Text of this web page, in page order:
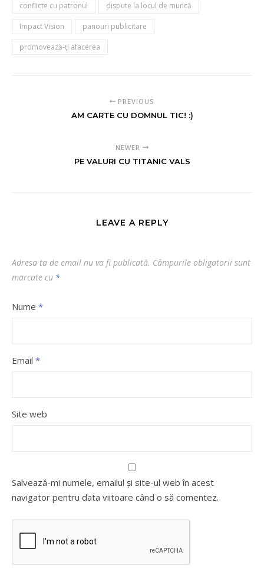
conflicte cu patronul dispute la locul de muncă
Impact Vision panouri publicitare
promovează-ți afacerea
PREVIOUS
AM CARTE CU DOMNUL TIC! :)
NEWER
PE VALURI CU TITANIC VALS
LEAVE A REPLY
Adresa ta de email nu va fi publicată. Câmpurile obligatorii sunt
marcate cu *
Nume *
Email *
Site web
Salvează-mi numele, emailul și site-ul web în acest
navigator pentru data viitoare când o să comentez.